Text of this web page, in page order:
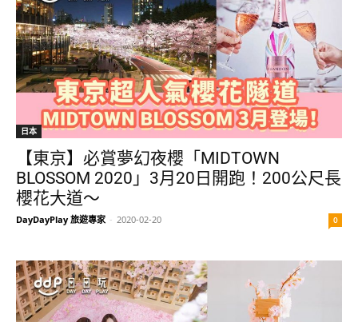
日本
【東京】必賞夢幻夜櫻「MIDTOWN
BLOSSOM 2020」3月20日開跑！200公尺長
櫻花大道～
DayDayPlay 旅遊專家 - 2020-02-20 0